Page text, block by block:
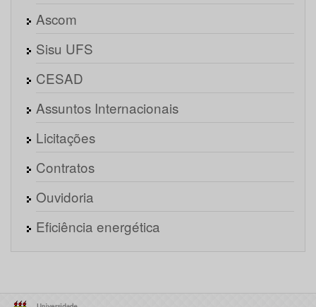
Ascom
Sisu UFS
CESAD
Assuntos Internacionais
Licitações
Contratos
Ouvidoria
Eficiência energética